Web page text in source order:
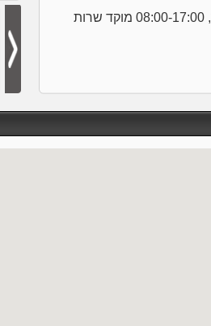
שעות פעילות המשרד, 08:00-17:00 מוקד שרות